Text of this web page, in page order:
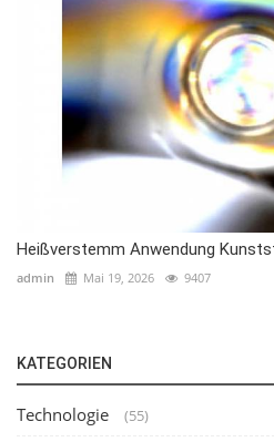
Heißverstemm Anwendung
admin Mai 19, 2026 9407
KATEGORIEN
Technologie (55)